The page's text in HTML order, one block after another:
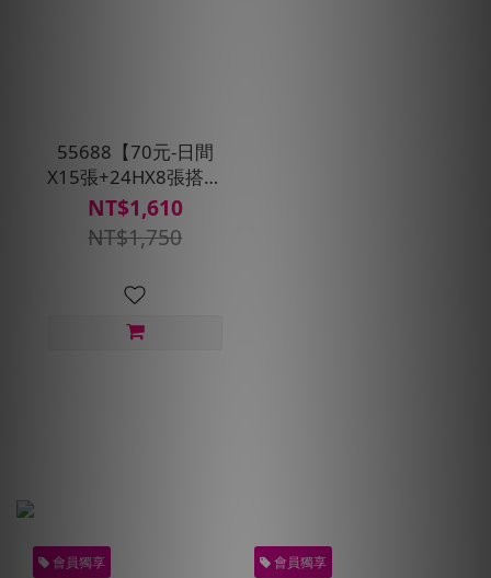
55688【70元-日間
X15張+24HX8張搭車
金大禮包】★贈搭車
金140元
NT$1,610
NT$1,750
會員獨享 會員獨享